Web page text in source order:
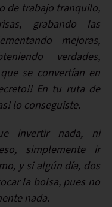
de trabajo tranquilo,
grabando las
mejoras,
verdades,
se convertían en
En tu ruta de
lo conseguiste.
invertir nada, ni
simplemente ir
y si algún día, dos
la bolsa, pues no
nada.